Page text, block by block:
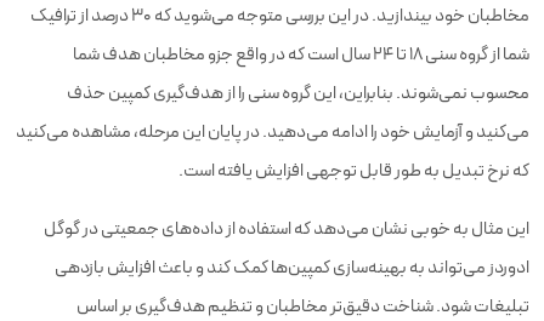
مخاطبان خود بیندازید. در این بررسی متوجه می‌شوید که ۳۰ درصد از ترافیک
شما از گروه سنی ۱۸ تا ۲۴ سال است که در واقع جزو مخاطبان هدف شما
محسوب نمی‌شوند. بنابراین، این گروه سنی را از هدف‌گیری کمپین حذف
می‌کنید و آزمایش خود را ادامه می‌دهید. در پایان این مرحله، مشاهده می‌کنید
که نرخ تبدیل به طور قابل توجهی افزایش یافته است.
این مثال به خوبی نشان می‌دهد که استفاده از داده‌های جمعیتی در گوگل
ادوردز می‌تواند به بهینه‌سازی کمپین‌ها کمک کند و باعث افزایش بازدهی
تبلیغات شود. شناخت دقیق‌تر مخاطبان و تنظیم هدف‌گیری بر اساس